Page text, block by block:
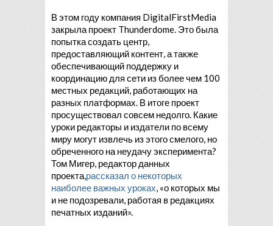
В этом году компания DigitalFirstMedia
закрыла проект Thunderdome. Это была
попытка создать центр,
предоставляющий контент, а также
обеспечивающий поддержку и
координацию для сети из более чем 100
местных редакций, работающих на
разных платформах. В итоге проект
просуществовал совсем недолго. Какие
уроки редакторы и издатели по всему
миру могут извлечь из этого смелого, но
обреченного на неудачу эксперимента?
Том Мигер, редактор данных
проекта,рассказал о некоторых
наиболее важных уроках, «о которых мы
и не подозревали, работая в редакциях
печатных изданий».